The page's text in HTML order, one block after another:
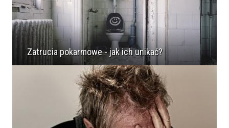
Zatrucia pokarmowe - jak ich unikać?